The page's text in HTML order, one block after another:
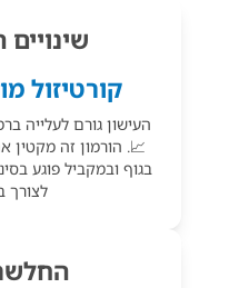
שינויים
קורטיזול
העישון גורם לעלייה
📈. הורמון זה מקטין
בגוף ובמקביל פוגע
לצורך